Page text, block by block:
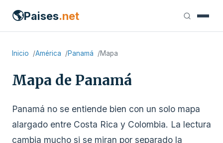
🌎Paises.net
Inicio América Panamá Mapa
Mapa de Panamá
Panamá no se entiende bien con un solo mapa
alargado entre Costa Rica y Colombia. La lectura
cambia mucho si se miran por separado la